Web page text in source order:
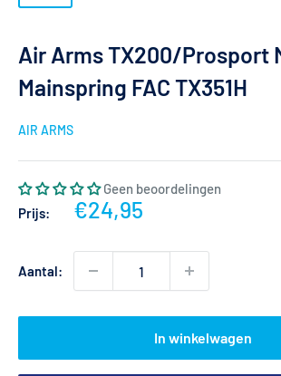
Air Arms TX200/Prosport
Mainspring FAC TX351H
AIR ARMS
Geen beoordelingen
Prijs:
Actieprijs
€24,95
Aantal:
In winkelwagen